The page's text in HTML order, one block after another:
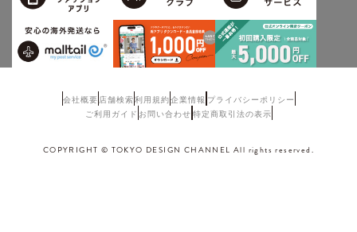
会社概要 店舗検索利用規約企業情報 プライバシーポリシー
ご利用ガイド お問い合わせ 特定商取引法の表示
COPYRIGHT © TOKYO DESIGN CHANNEL All rights reserved.